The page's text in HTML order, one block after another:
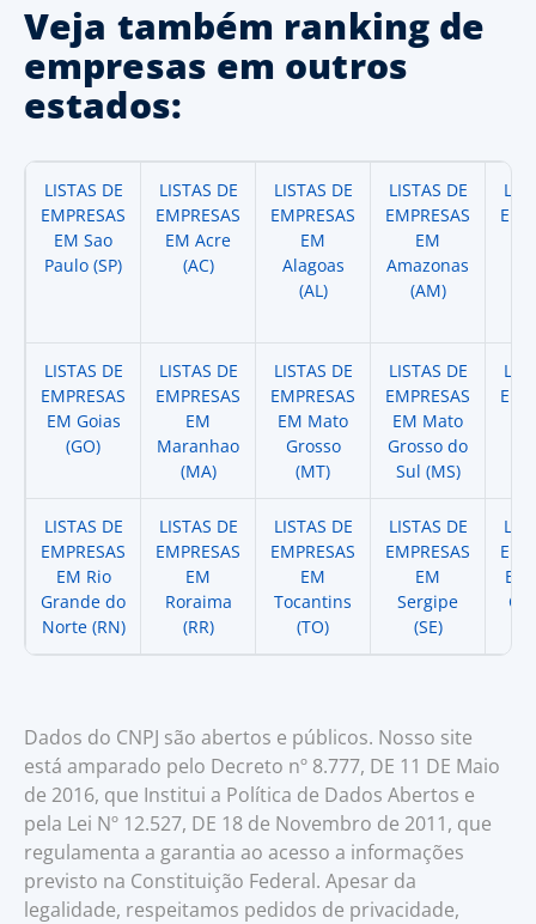
Veja também ranking de
empresas em outros
estados:
LISTAS DE
EMPRESAS
EM Sao
Paulo (SP)
LISTAS DE
EMPRESAS
EM Acre
(AC)
LISTAS DE
EMPRESAS
EM
Alagoas
(AL)
LISTAS DE
EMPRESAS
EM
Amazonas
(AM)
LISTAS DE
EMPRESAS
EM Goias
(GO)
LISTAS DE
EMPRESAS
EM
Maranhao
(MA)
LISTAS DE
EMPRESAS
EM Mato
Grosso
(MT)
LISTAS DE
EMPRESAS
EM Mato
Grosso do
Sul (MS)
LISTAS DE
EMPRESAS
EM Rio
Grande do
Norte (RN)
LISTAS DE
EMPRESAS
EM
Roraima
(RR)
LISTAS DE
EMPRESAS
EM
Tocantins
(TO)
LISTAS DE
EMPRESAS
EM
Sergipe
(SE)
EM
Dados do CNPJ são abertos e públicos. Nosso site
está amparado pelo Decreto nº 8.777, DE 11 DE Maio
de 2016, que Institui a Política de Dados Abertos e
pela Lei Nº 12.527, DE 18 de Novembro de 2011, que
regulamenta a garantia ao acesso a informações
previsto na Constituição Federal. Apesar da
legalidade, respeitamos pedidos de privacidade,